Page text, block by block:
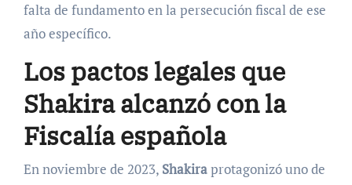
falta de fundamento en la persecución fiscal de ese
año específico.
Los pactos legales que
Shakira alcanzó con la
Fiscalía española
En noviembre de 2023, Shakiraprotagonizó uno de